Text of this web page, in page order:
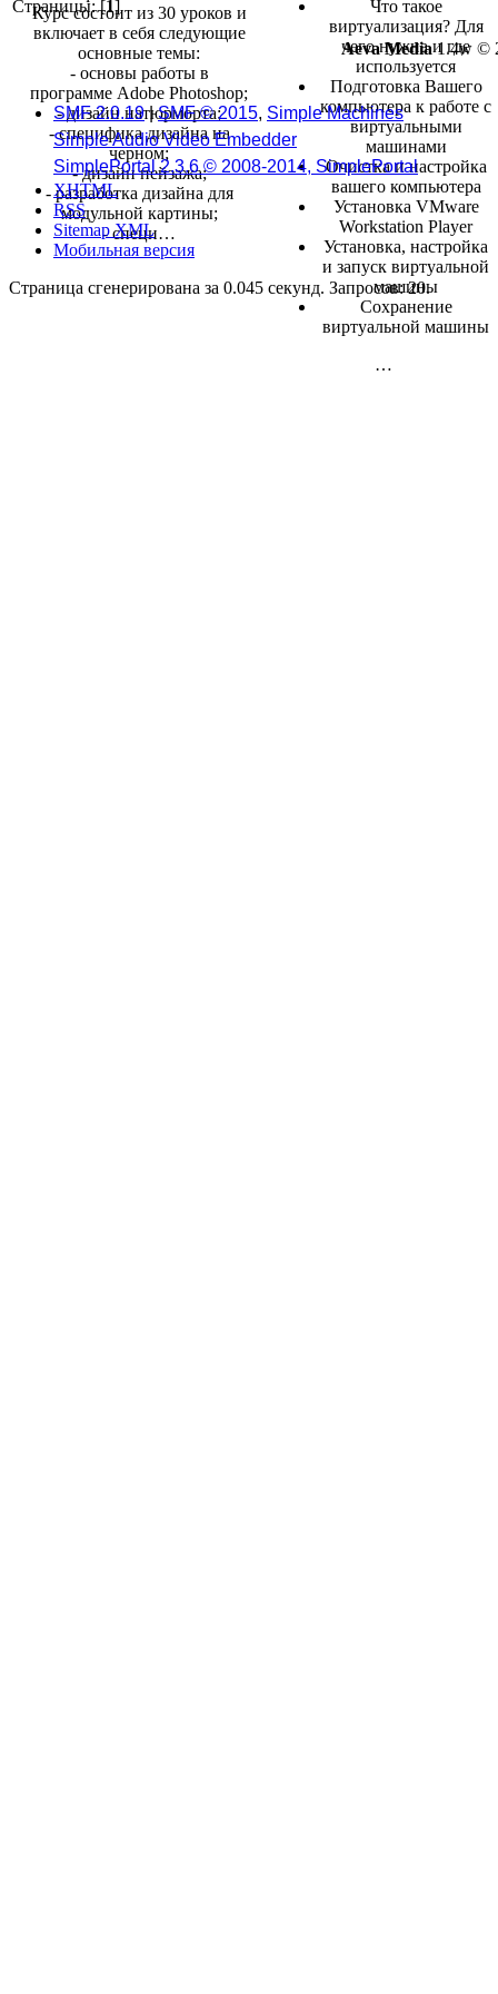
Курс состоит из 30 уроков и
включает в себя следующие
основные темы:
- основы работы в
программе Adobe Photoshop;
- дизайн натюрморта;
- специфика дизайна на
черном;
- дизайн пейзажа;
- разработка дизайна для
модульной картины;
- специ…
Что такое
виртуализация? Для
чего нужна и где
используется
Подготовка Вашего
компьютера к работе с
виртуальными
машинами
Очистка и настройка
вашего компьютера
Установка VMware
Workstation Player
Установка, настройка
и запуск виртуальной
машины
Сохранение
виртуальной машины
…
Страницы: [1]
Aeva Media1.4w ©
SMF 2.0.19|SMF © 2015, Simple Machines
Simple Audio Video Embedder
SimplePortal 2.3.6 © 2008-2014, SimplePortal
XHTML
RSS
Sitemap XML
Мобильная версия
Страница сгенерирована за 0.045 секунд. Запросов: 20.